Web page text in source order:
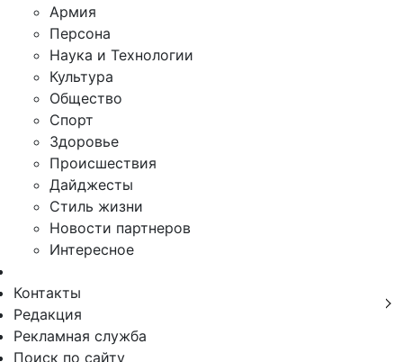
Армия
Персона
Наука и Технологии
Культура
Общество
Спорт
Здоровье
Происшествия
Дайджесты
Стиль жизни
Новости партнеров
Интересное
Контакты
Редакция
Рекламная служба
Поиск по сайту